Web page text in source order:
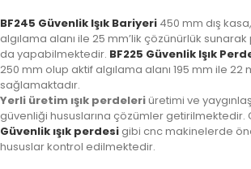
BF245 Güvenlik Işık Bariyeri 450 mm dış
algılama alanı ile 25 mm’lik çözünürlük
da yapabilmektedir. BF225 Güvenlik Işık
250 mm olup aktif algılama alanı 195 mm ile 22
sağlamaktadır.
Yerli üretim ışık perdeleriüretimi ve
güvenliği hususlarına çözümler getirilmektedir.
Güvenlik ışık perdesi gibi cnc makinelerde
hususlar kontrol edilmektedir.